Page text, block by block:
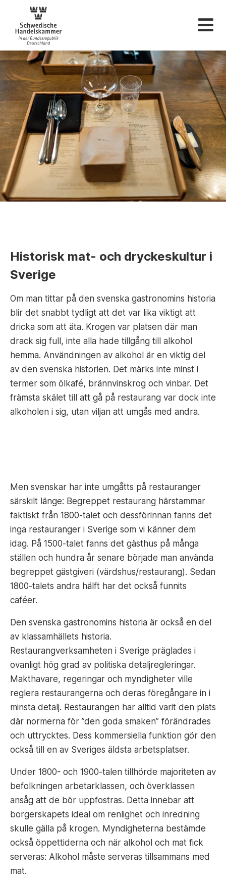
Svenska
Historisk mat- och dryckeskultur i
Sverige
Om man tittar på den svenska gastronomins historia
blir det snabbt tydligt att det var lika viktigt att
dricka som att äta. Krogen var platsen där man
drack sig full, inte alla hade tillgång till alkohol
hemma. Användningen av alkohol är en viktig del
av den svenska historien. Det märks inte minst i
termer som ölkafé, brännvinskrog och vinbar. Det
främsta skälet till att gå på restaurang var dock inte
alkoholen i sig, utan viljan att umgås med andra.
Men svenskar har inte umgåtts på restauranger
särskilt länge: Begreppet restaurang härstammar
faktiskt från 1800-talet och dessförinnan fanns det
inga restauranger i Sverige som vi känner dem
idag. På 1500-talet fanns det gästhus på många
ställen och hundra år senare började man använda
begreppet gästgiveri (värdshus/restaurang). Sedan
1800-talets andra hälft har det också funnits
caféer.
Den svenska gastronomins historia är också en del
av klassamhällets historia.
Restaurangverksamheten i Sverige präglades i
ovanligt hög grad av politiska detaljregleringar.
Makthavare, regeringar och myndigheter ville
reglera restaurangerna och deras föregångare in i
minsta detalj. Restaurangen har alltid varit den plats
där normerna för ”den goda smaken” förändrades
och uttrycktes. Dess kommersiella funktion gör den
också till en av Sveriges äldsta arbetsplatser.
Under 1800- och 1900-talen tillhörde majoriteten av
befolkningen arbetarklassen, och överklassen
ansåg att de bör uppfostras. Detta innebar att
borgerskapets ideal om renlighet och inredning
skulle gälla på krogen. Myndigheterna bestämde
också öppettiderna och när alkohol och mat fick
serveras: Alkohol måste serveras tillsammans med
mat.